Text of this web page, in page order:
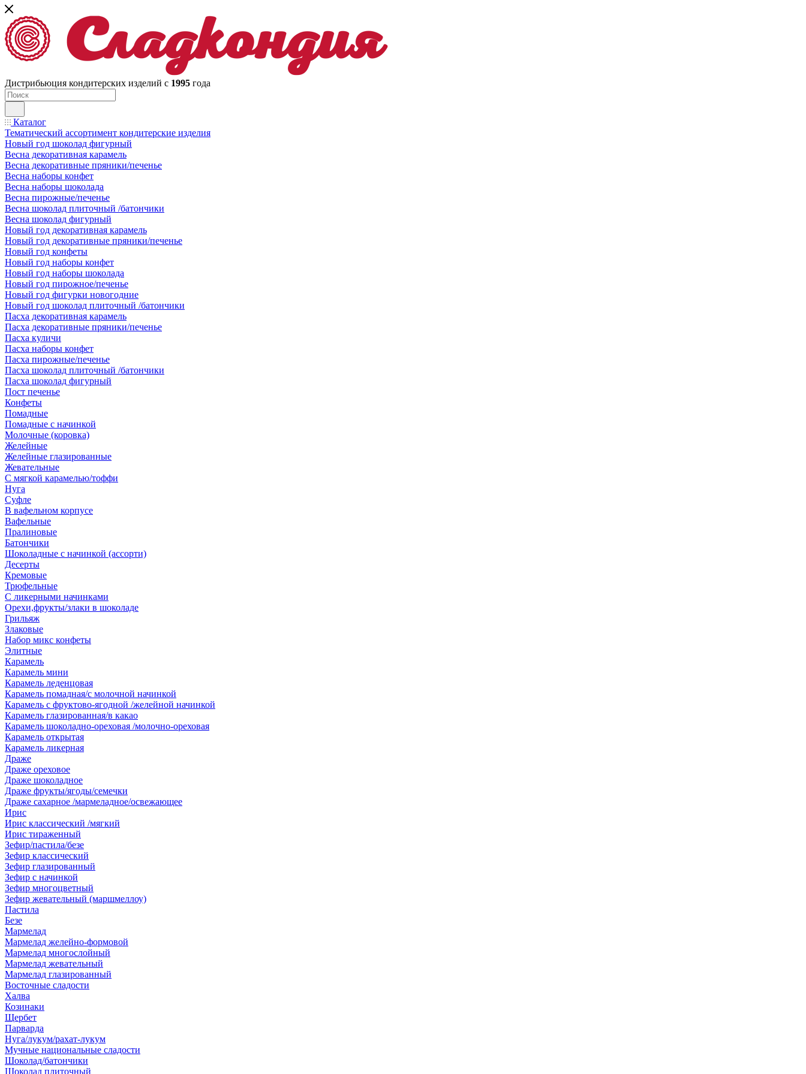
Дистрибьюция кондитерских изделий с 1995 года
Каталог
Тематический ассортимент кондитерские изделия
Новый год шоколад фигурный
Весна декоративная карамель
Весна декоративные пряники/печенье
Весна наборы конфет
Весна наборы шоколада
Весна пирожные/печенье
Весна шоколад плиточный /батончики
Весна шоколад фигурный
Новый год декоративная карамель
Новый год декоративные пряники/печенье
Новый год конфеты
Новый год наборы конфет
Новый год наборы шоколада
Новый год пирожное/печенье
Новый год фигурки новогодние
Новый год шоколад плиточный /батончики
Пасха декоративная карамель
Пасха декоративные пряники/печенье
Пасха куличи
Пасха наборы конфет
Пасха пирожные/печенье
Пасха шоколад плиточный /батончики
Пасха шоколад фигурный
Пост печенье
Конфеты
Помадные
Помадные с начинкой
Молочные (коровка)
Желейные
Желейные глазированные
Жевательные
С мягкой карамелью/тоффи
Нуга
Суфле
В вафельном корпусе
Вафельные
Пралиновые
Батончики
Шоколадные с начинкой (ассорти)
Десерты
Кремовые
Трюфельные
С ликерными начинками
Орехи,фрукты/злаки в шоколаде
Грильяж
Злаковые
Набор микс конфеты
Элитные
Карамель
Карамель мини
Карамель леденцовая
Карамель помадная/с молочной начинкой
Карамель с фруктово-ягодной /желейной начинкой
Карамель глазированная/в какао
Карамель шоколадно-ореховая /молочно-ореховая
Карамель открытая
Карамель ликерная
Драже
Драже ореховое
Драже шоколадное
Драже фрукты/ягоды/семечки
Драже сахарное /мармеладное/освежающее
Ирис
Ирис классический /мягкий
Ирис тираженный
Зефир/пастила/безе
Зефир классический
Зефир глазированный
Зефир с начинкой
Зефир многоцветный
Зефир жевательный (маршмеллоу)
Пастила
Безе
Мармелад
Мармелад желейно-формовой
Мармелад многослойный
Мармелад жевательный
Мармелад глазированный
Восточные сладости
Халва
Козинаки
Щербет
Парварда
Нуга/лукум/рахат-лукум
Мучные национальные сладости
Шоколад/батончики
Шоколад плиточный